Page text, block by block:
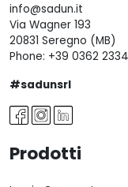
info@sadun.it
Via Wagner 193
20831 Seregno (MB)
Phone: +39 0362
#sadunsrl
Prodotti